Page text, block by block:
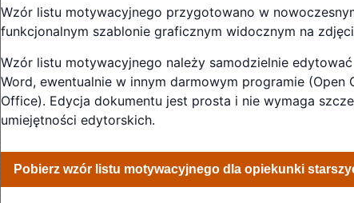
Wzór listu motywacyjnego przygotowano w
funkcjonalnym szablonie graficznym widocznym na
Wzór listu motywacyjnego należy samodzielnie
Word, ewentualnie w innym darmowym programie (Open
Office). Edycja dokumentu jest prosta i nie wymaga
umiejętności edytorskich.
Pobierz wzór listu motywacyjnego dla opiekunki